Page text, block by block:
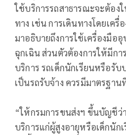
ใช้บริการรถสาธารณะจะต้อง
ทาง เช่น การเดินทางโดยเค
มาอธิบายถึงการใช้เครื่องมือ
ฉุกเฉิน ส่วนตัวต้องการให้มีก
บริการ รถเด็กนักเรียนหรือรั
เป็นรถรับจ้าง ควรมีมาตรฐาน
“ให้กรมการขนส่งฯ ขึ้นบัญชีว่
บริการแก่ผู้สูงอายุหรือเด็กนัก